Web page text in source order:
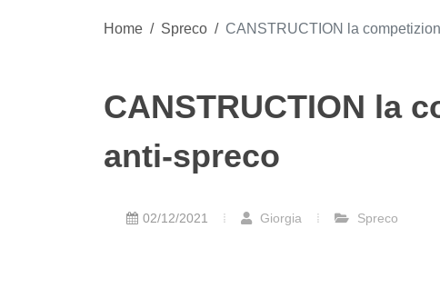
Home / Spreco / CANSTRUCTION la
CANSTRUCTION la
anti-spreco
02/12/2021 Giorgia Spreco